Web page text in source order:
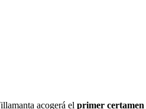
acogerá el primer certamen